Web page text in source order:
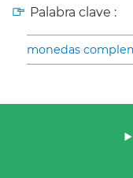
Palabra clave :
monedas